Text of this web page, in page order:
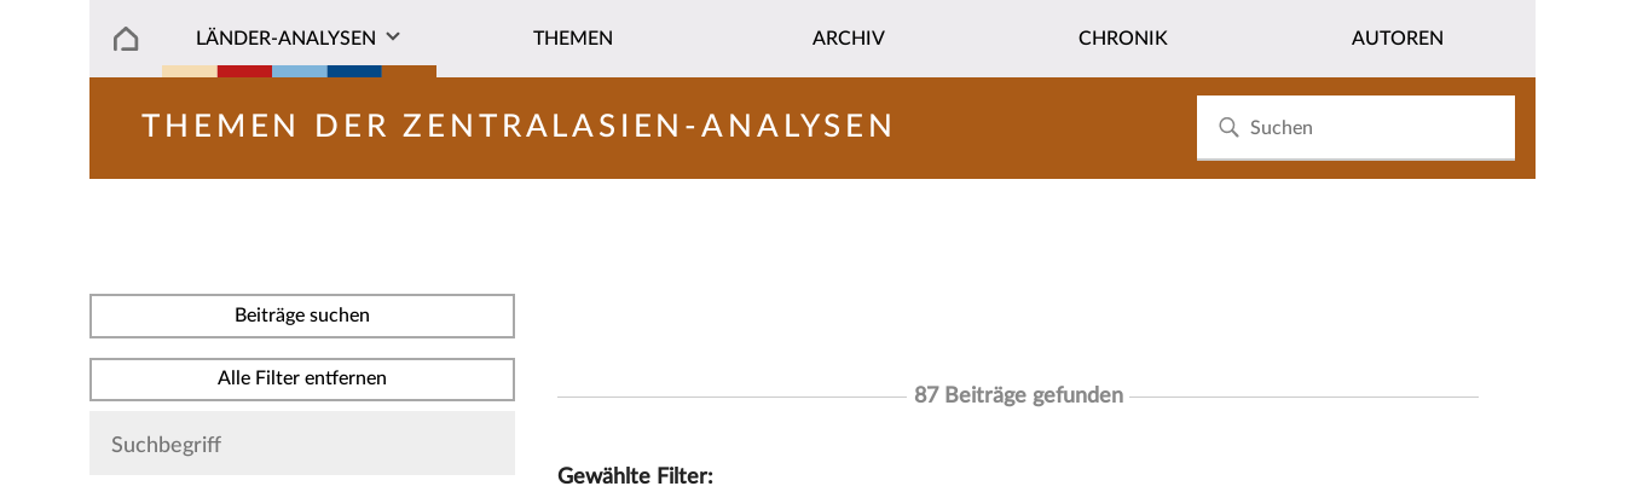
LÄNDER-ANALYSEN THEMEN ARCHIV CHRONIK AUTOREN
THEMEN DER ZENTRALASIEN-ANALYSEN
Beiträge suchen
Alle Filter entfernen
87 Beiträge gefunden
Gewählte Filter: